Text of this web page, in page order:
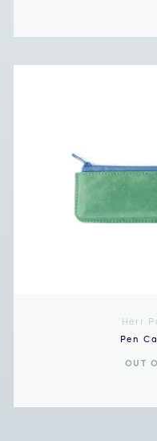
Herr
Pen
OUT